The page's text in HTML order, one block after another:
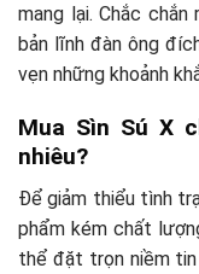
mang lại. Chắc
bản lĩnh đàn ông
vẹn những khoảnh
Mua Sìn Sú X
nhiêu?
Để giảm thiểu tình
phẩm kém chất
thể đặt trọn niềm